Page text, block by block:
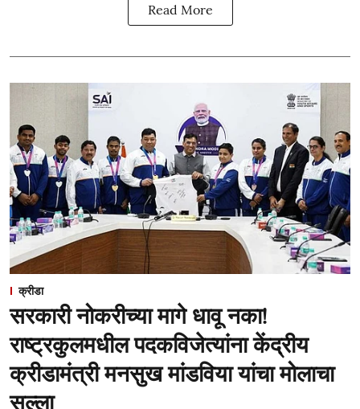
Read More
क्रीडा
सरकारी नोकरीच्या मागे धावू नका!
राष्ट्रकुलमधील पदकविजेत्यांना केंद्रीय
क्रीडामंत्री मनसुख मांडविया यांचा मोलाचा
सल्ला